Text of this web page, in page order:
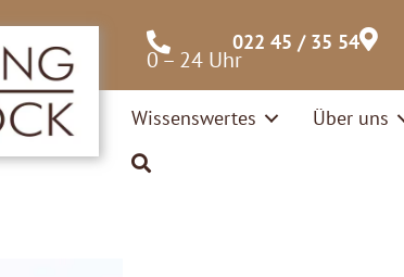
022 45 / 35 54
0 – 24 Uhr
Wissenswertes Über uns